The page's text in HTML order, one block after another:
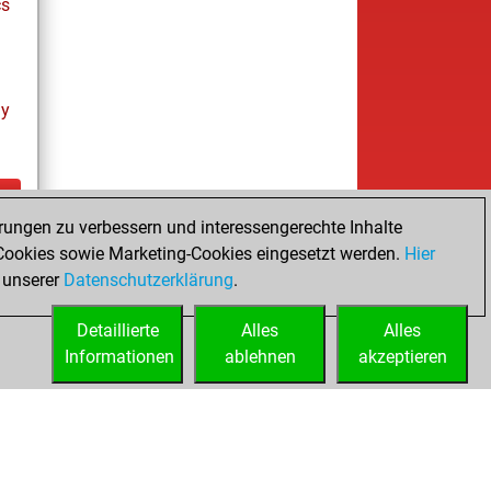
zu verbessern und interessengerechte Inhalte
sowie Marketing-Cookies eingesetzt werden. Hier
Datenschutzerklärung.
Alles
akzeptieren
Alles
ablehnen
Detaillierte
Informationen